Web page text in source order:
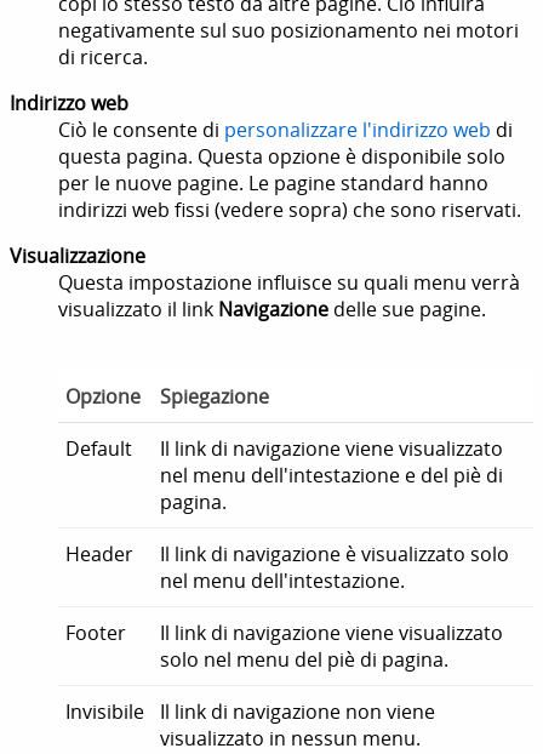
negativamente sul suo posizionamento nei motori
di ricerca.
Indirizzo web
Ciò le consente di personalizzare l'indirizzo web di
questa pagina. Questa opzione è disponibile solo
per le nuove pagine. Le pagine standard hanno
indirizzi web fissi (vedere sopra) che sono riservati.
Visualizzazione
Questa impostazione influisce su quali menu verrà
visualizzato il link Navigazione delle sue pagine.
Opzione
Spiegazione
Default
Il link di navigazione viene visualizzato
nel menu dell'intestazione e del piè di
pagina.
Header
Il link di navigazione è visualizzato solo
nel menu dell'intestazione.
Footer
Il link di navigazione viene visualizzato
solo nel menu del piè di pagina.
Invisibile
Il link di navigazione non viene
visualizzato in nessun menu.